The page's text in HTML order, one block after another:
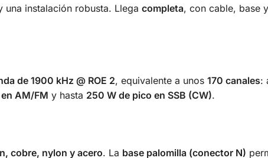
instalación robusta. Llega completa, con cable, base
de 1900 kHz @ ROE 2, equivalente a unos 170 canales:
AM/FM y hasta 250 W de pico en SSB (CW).
cobre, nylon y acero. La base palomilla (conector N)